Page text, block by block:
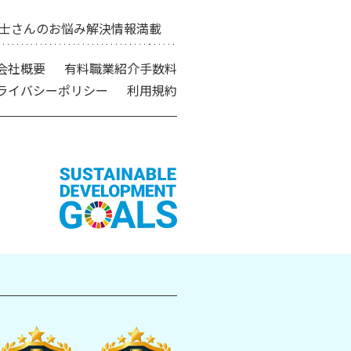
さんのお悩み解決情報満載
社概要
有料職業紹介手数料
イバシーポリシー
利用規約